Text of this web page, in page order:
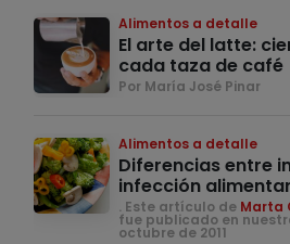
Alimentos a detalle
El arte del latte:
cada taza de café
Por María José Pinar
Alimentos a detalle
Diferencias entre
infección
. Este artículo de Marta
fue publicado en
octubre de 2011